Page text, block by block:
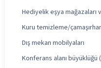
Hediyelik eşya mağazaları
Kuru temizleme/
Dış mekan mobilyaları
Konferans alanı büyüklüğü